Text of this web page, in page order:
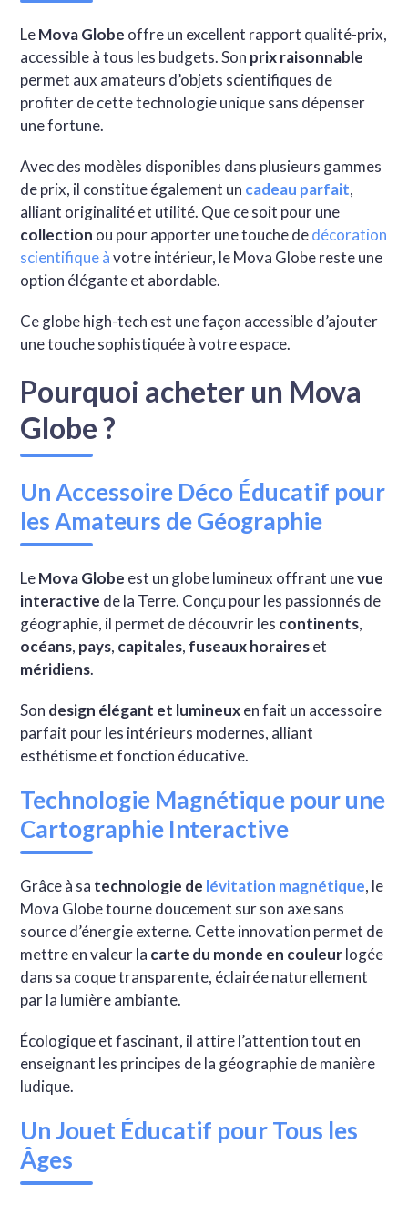
LeMova Globe offre un excellent rapport qualité-prix,
accessible à tous les budgets. Son prix raisonnable
permet aux amateurs d’objets scientifiques de
profiter de cette technologie unique sans dépenser
une fortune.
Avec des modèles disponibles dans plusieurs gammes
de prix, il constitue également un cadeau parfait,
alliant originalité et utilité. Que ce soit pour une
collection ou pour apporter une touche dedécoration
scientifique àvotre intérieur, le Mova Globe reste une
option élégante et abordable.
Ce globe high-tech est une façon accessible d’ajouter
une touche sophistiquée à votre espace.
Pourquoi acheter un Mova
Globe ?
Un Accessoire Déco Éducatif pour
les Amateurs de Géographie
LeMova Globe est un globe lumineux offrant unevue
interactive de la Terre. Conçu pour les passionnés de
géographie, il permet de découvrir les continents,
océans, pays, capitales, fuseaux horaireset
méridiens.
Son design élégant et lumineuxen fait un accessoire
parfait pour les intérieurs modernes, alliant
esthétisme et fonction éducative.
Technologie Magnétique pour une
Cartographie Interactive
Grâce à sa technologie de lévitation magnétique, le
Mova Globe tourne doucement sur son axe sans
source d’énergie externe. Cette innovation permet de
mettre en valeur la carte du monde en couleurlogée
dans sa coque transparente, éclairée naturellement
par la lumière ambiante.
Écologique et fascinant, il attire l’attention tout en
enseignant les principes de la géographie de manière
ludique.
Un Jouet Éducatif pour Tous les
Âges